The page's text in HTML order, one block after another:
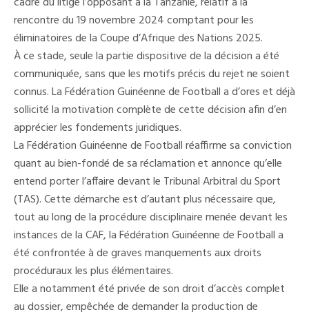
CAF
Dans
L’affaire
Tanzanie
–
Guinée
rencontre du 19 novembre 2024 comptant pour les
éliminatoires de la Coupe d’Afrique des Nations 2025.
À ce stade, seule la partie dispositive de la décision a été
communiquée, sans que les motifs précis du rejet ne soient
connus. La Fédération Guinéenne de Football a d’ores et déjà
sollicité la motivation complète de cette décision afin d’en
apprécier les fondements juridiques.
La Fédération Guinéenne de Football réaffirme sa conviction
quant au bien-fondé de sa réclamation et annonce qu’elle
entend porter l’affaire devant le Tribunal Arbitral du Sport
(TAS). Cette démarche est d’autant plus nécessaire que,
tout au long de la procédure disciplinaire menée devant les
instances de la CAF, la Fédération Guinéenne de Football a
été confrontée à de graves manquements aux droits
procéduraux les plus élémentaires.
Elle a notamment été privée de son droit d’accès complet
au dossier, empêchée de demander la production de